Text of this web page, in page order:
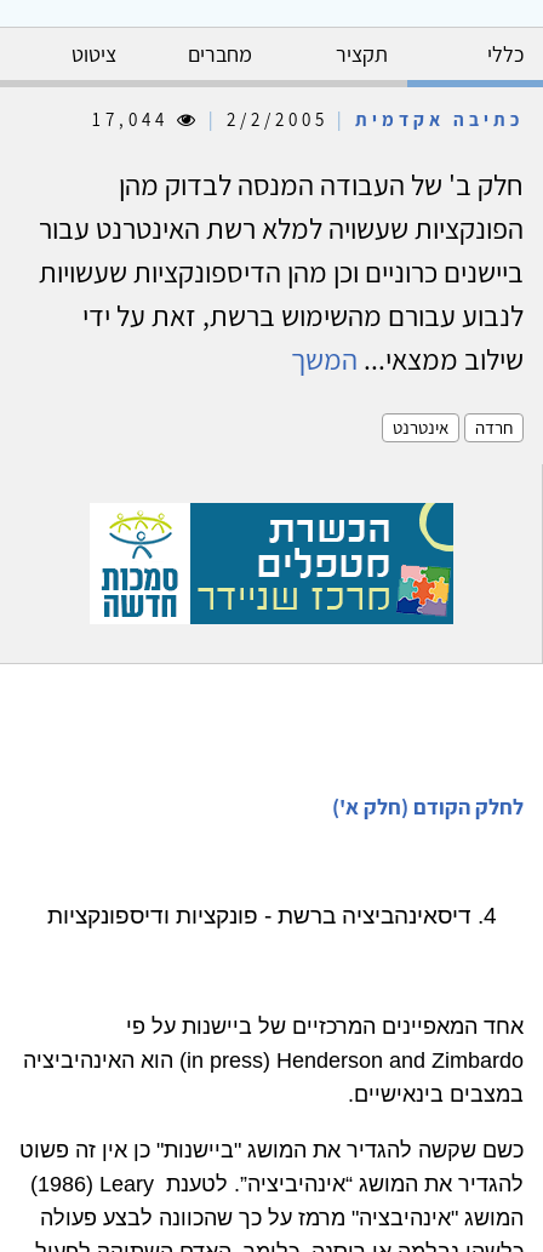
כללי תקציר מחברים ציטוט
כתיבה אקדמית |
|
חלק ב' של העבודה המנסה לבדוק מהן
הפונקציות שעשויה למלא רשת האינטרנט עבור
ביישנים כרוניים וכן מהן הדיספונקציות שעשויות
לנבוע עבורם מהשימוש ברשת, זאת על ידי
שילוב ממצאי... המשך
חרדה אינטרנט
לחלק הקודם (חלק א')
4. דיסאינהביציה ברשת - פונקציות ודיספונקציות
אחד המאפיינים המרכזיים של ביישנות על פי
Henderson and Zimbardo
(
in press) הוא האינהיביציה
במצבים בינאישיים.
כשם שקשה להגדיר את המושג "ביישנות" כן אין זה פשוט
להגדיר את המושג “אינהיביציה”. לטענת Leary
(1986)
המושג "אינהיבציה" מרמז על כך שהכוונה לבצע פעולה